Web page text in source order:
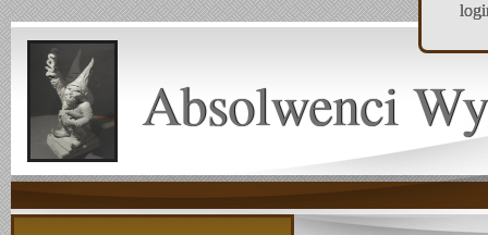
Absolwenci